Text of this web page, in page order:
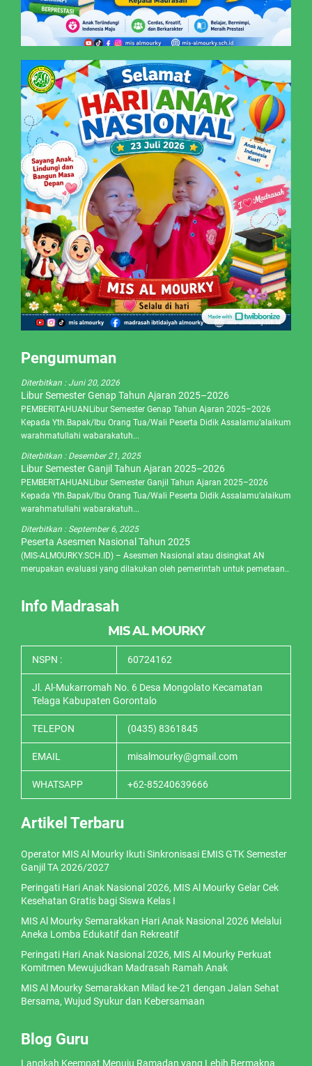
Pengumuman
Diterbitkan :Juni 20, 2026
Libur Semester Genap Tahun Ajaran 2025–2026
PEMBERITAHUANLibur Semester Genap Tahun Ajaran 2025–2026
Kepada Yth.Bapak/Ibu Orang Tua/Wali Peserta Didik Assalamu’alaikum
warahmatullahi wabarakatuh...
Diterbitkan : Desember 21, 2025
Libur Semester Ganjil Tahun Ajaran 2025–2026
PEMBERITAHUANLibur Semester Ganjil Tahun Ajaran 2025–2026
Kepada Yth.Bapak/Ibu Orang Tua/Wali Peserta Didik Assalamu’alaikum
warahmatullahi wabarakatuh...
Diterbitkan : September 6, 2025
Peserta Asesmen Nasional Tahun 2025
(MIS-ALMOURKY.SCH.ID) – Asesmen Nasional atau disingkat AN
merupakan evaluasi yang dilakukan oleh pemerintah untuk pemetaan..
Info Madrasah
MIS AL MOURKY
NSPN : 60724162
Jl. Al-Mukarromah No. 6 Desa Mongolato Kecamatan
Telaga Kabupaten Gorontalo
TELEPON (0435) 8361845
EMAIL misalmourky@gmail.com
WHATSAPP +62-85240639666
Artikel Terbaru
Operator MIS Al Mourky Ikuti Sinkronisasi EMIS GTK Semester
Ganjil TA 2026/2027
Peringati Hari Anak Nasional 2026, MIS Al Mourky Gelar Cek
Kesehatan Gratis bagi Siswa Kelas I
MIS Al Mourky Semarakkan Hari Anak Nasional 2026 Melalui
Aneka Lomba Edukatif dan Rekreatif
Peringati Hari Anak Nasional 2026, MIS Al Mourky Perkuat
Komitmen Mewujudkan Madrasah Ramah Anak
MIS Al Mourky Semarakkan Milad ke-21 dengan Jalan Sehat
Bersama, Wujud Syukur dan Kebersamaan
Blog Guru
Langkah Keempat Menuju Ramadan yang Lebih Bermakna